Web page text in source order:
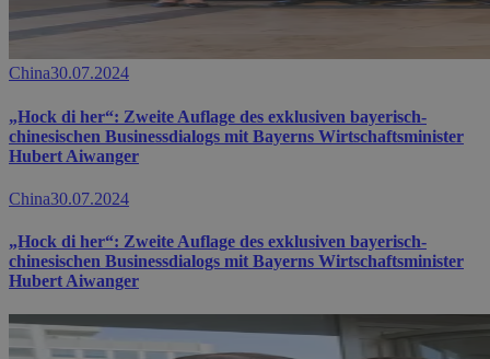
China30.07.2024
„Hock di her“: Zweite Auflage des exklusiven bayerisch-
chinesischen Businessdialogs mit Bayerns Wirtschaftsminister
Hubert Aiwanger
China30.07.2024
„Hock di her“: Zweite Auflage des exklusiven bayerisch-
chinesischen Businessdialogs mit Bayerns Wirtschaftsminister
Hubert Aiwanger